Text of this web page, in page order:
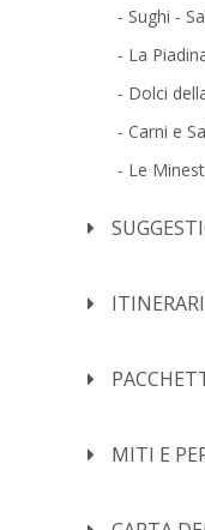
Sughi -
La
Dolci
Carni e
Le
ITINERARI
MITI E